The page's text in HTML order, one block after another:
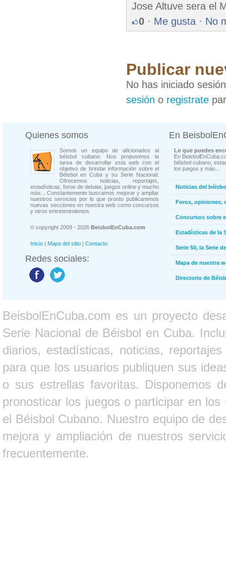
Jose Altuve sera el
0 · Me gusta · No
Publicar
No has iniciado
sesión o registrate
Quienes somos
Somos un equipo de aficionados al
béisbol cubano. Nos propusimos la
tarea de desarrollar esta web con el
objetivo de brindar información sobre el
Béisbol en Cuba y su Serie Nacional.
Ofrecemos noticias, reportajes,
estadísticas, foros de debate, juegos online y mucho
más... Constantemente buscamos mejorar y ampliar
nuestros servicios por lo que pronto publicaremos
nuevas secciones en nuestra web como concursos
y otros entretenimientos.
© copyright 2009 - 2026 BeisbolEnCuba.com
Inicio | Mapa del sitio | Contacto
Redes sociales:
En
Lo que puedes
En
béisbol cubano,
los juegos y más...
Noticias del
Foros, opiniones,
Concursos sobre
Estadísticas de la
Serie 50, la Serie
Mapa de nuestra
Directorio de
BeisbolEnCuba.com es un proyecto
Serie Nacional de Béisbol en Cuba.
diarios, estadísticas, noticias,
para que los usuarios publiquen sus
o sus estrellas favoritas. Disponemos
pronosticar los juegos o participar en
el Béisbol Cubano. Nuestro equipo de
mejora y ampliación de nuestros
frecuentemente.